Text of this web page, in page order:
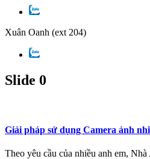
Xuân Oanh (ext 204)
Slide 0
Giải pháp sử dụng Camera ảnh
Theo yêu cầu của nhiều anh em,